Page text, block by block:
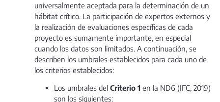
universalmente aceptada para la determinación de un
hábitat crítico. La participación de expertos externos y
la realización de evaluaciones específicas de cada
proyecto es sumamente importante, en especial
cuando los datos son limitados. A continuación, se
describen los umbrales establecidos para cada uno de
los criterios establecidos:
Los umbrales del Criterio 1 en la ND6 (IFC, 2019)
son los siguientes: